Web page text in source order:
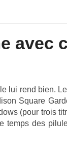
avec
lui rend bien.
Square
(pour trois
temps des